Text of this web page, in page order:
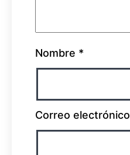
Nombre *
Correo electrónico